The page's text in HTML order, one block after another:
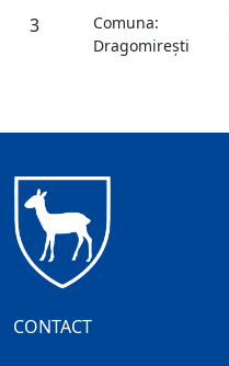
3
Comuna:
Dragomireşti
CONTACT